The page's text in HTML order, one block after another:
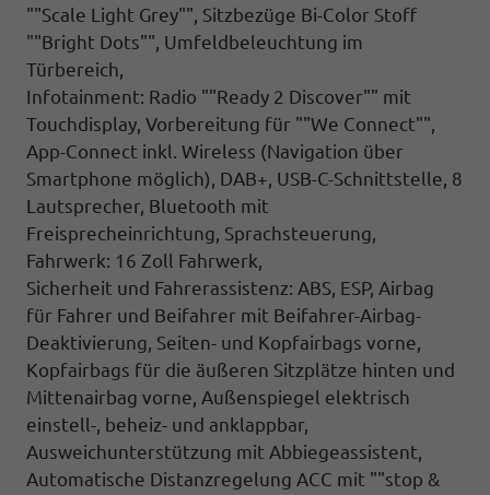
""Scale Light Grey"", Sitzbezüge Bi-Color Stoff
""Bright Dots"", Umfeldbeleuchtung im
Türbereich,
Infotainment: Radio ""Ready 2 Discover"" mit
Touchdisplay, Vorbereitung für ""We Connect"",
App-Connect inkl. Wireless (Navigation über
Smartphone möglich), DAB+, USB-C-Schnittstelle, 8
Lautsprecher, Bluetooth mit
Freisprecheinrichtung, Sprachsteuerung,
Fahrwerk: 16 Zoll Fahrwerk,
Sicherheit und Fahrerassistenz: ABS, ESP, Airbag
für Fahrer und Beifahrer mit Beifahrer-Airbag-
Deaktivierung, Seiten- und Kopfairbags vorne,
Kopfairbags für die äußeren Sitzplätze hinten und
Mittenairbag vorne, Außenspiegel elektrisch
einstell-, beheiz- und anklappbar,
Ausweichunterstützung mit Abbiegeassistent,
Automatische Distanzregelung ACC mit ""stop &